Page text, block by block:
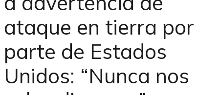
ataque en tierra por
parte de Estados
Unidos: “Nunca nos